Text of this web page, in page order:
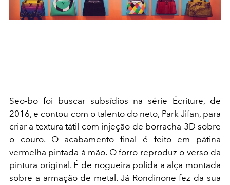
Seo-bo foi buscar subsídios na série Écriture, de
2016, e contou com o talento do neto, Park Jifan, para
criar a textura tátil com injeção de borracha 3D sobre
o couro. O acabamento final é feito em pátina
vermelha pintada à mão. O forro reproduz o verso da
pintura original. É de nogueira polida a alça montada
sobre a armação de metal. Já Rondinone fez da sua